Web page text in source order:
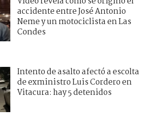
accidente entre José Antonio
Neme y un motociclista en Las
Condes
Intento de asalto afectó a escolta
de exministro Luis Cordero en
Vitacura: hay 5 detenidos